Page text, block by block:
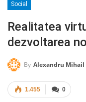
Social
Realitatea
dezvoltarea
By Alexandru Mihail
0
1.455